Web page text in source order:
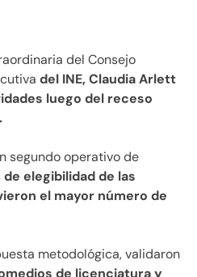
del Consejo
del INE, Claudia Arlett
luego del receso
segundo operativo de
de elegibilidad de las
el mayor número de
metodológica, validaron
de licenciatura y